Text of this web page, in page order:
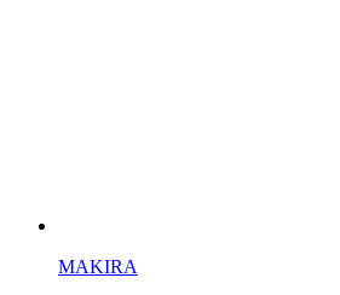
MAKIRA